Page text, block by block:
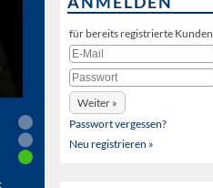
für bereits registrierte Kunden
Passwort vergessen?
Neu registrieren »